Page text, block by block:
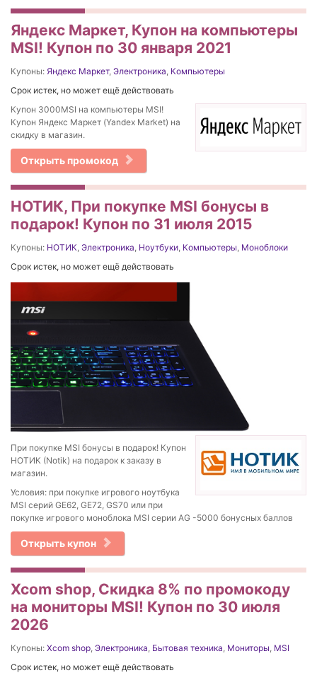
Яндекс Маркет, Купон на компьютеры
MSI! Купон по 30 января 2021
Купоны: Яндекс Маркет, Электроника Компьютеры
Срок истек, но может ещё действовать
Купон 3000MSI на компьютеры MSI!
Купон Яндекс Маркет (Yandex Market) на
скидку в магазин.
Открыть промокод
НОТИК, При покупке MSI бонусы в
подарок! Купон по 31 июля 2015
Купоны: НОТИК Электроника Ноутбуки Компьютеры Моноблоки
Срок истек, но может ещё действовать
При покупке MSI бонусы в подарок! Купон
НОТИК (Notik) на подарок к заказу в
магазин.
Условия: при покупке игрового ноутбука
MSI серий GE62, GE72, GS70 или при
покупке игрового моноблока MSI серии AG -5000 бонусных баллов
Открыть купон
Xcom shop, Скидка 8% по промокоду
на мониторы MSI! Купон по 30 июля
2026
Купоны: Xcom shop Электроника Бытовая техника Мониторы MSI
Срок истек, но может ещё действовать